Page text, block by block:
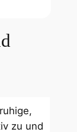
zu und